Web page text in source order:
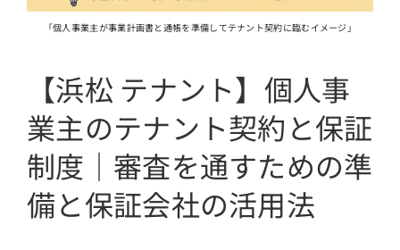
「個人事業主が事業計画書と通帳を準備してテナント契約に臨むイメージ」
【浜松 テナント】個人事
業主のテナント契約と保証
制度｜審査を通すための準
備と保証会社の活用法